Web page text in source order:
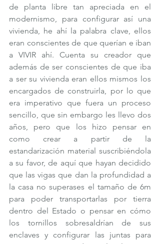
de planta libre tan apreciada en el
modernismo, para configurar así una
vivienda, he ahí la palabra clave, ellos
eran conscientes de que querían e iban
a VIVIR ahí. Cuenta su creador que
además de ser conscientes de que iba
a ser su vivienda eran ellos mismos los
encargados de construirla, por lo que
era imperativo que fuera un proceso
sencillo, que sin embargo les llevo dos
años, pero que los hizo pensar en
como crear a partir de la
estandarización material suscribiéndola
a su favor, de aquí que hayan decidido
que las vigas que dan la profundidad a
la casa no superases el tamaño de 6m
para poder transportarlas por tierra
dentro del Estado o pensar en cómo
los tornillos sobresaldrían de sus
enclaves y configurar las juntas para